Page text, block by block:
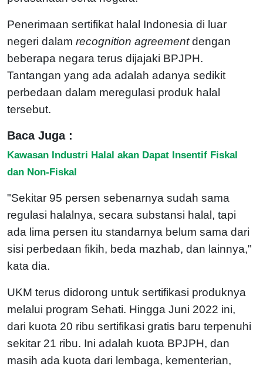
Penerimaan sertifikat halal Indonesia di luar
negeri dalam recognition agreementdengan
beberapa negara terus dijajaki BPJPH.
Tantangan yang ada adalah adanya sedikit
perbedaan dalam meregulasi produk halal
tersebut.
Baca Juga :
Kawasan Industri Halal akan Dapat Insentif Fiskal
dan Non-Fiskal
"Sekitar 95 persen sebenarnya sudah sama
regulasi halalnya, secara substansi halal, tapi
ada lima persen itu standarnya belum sama dari
sisi perbedaan fikih, beda mazhab, dan lainnya,"
kata dia.
UKM terus didorong untuk sertifikasi produknya
melalui program Sehati. Hingga Juni 2022 ini,
dari kuota 20 ribu sertifikasi gratis baru terpenuhi
sekitar 21 ribu. Ini adalah kuota BPJPH, dan
masih ada kuota dari lembaga, kementerian,